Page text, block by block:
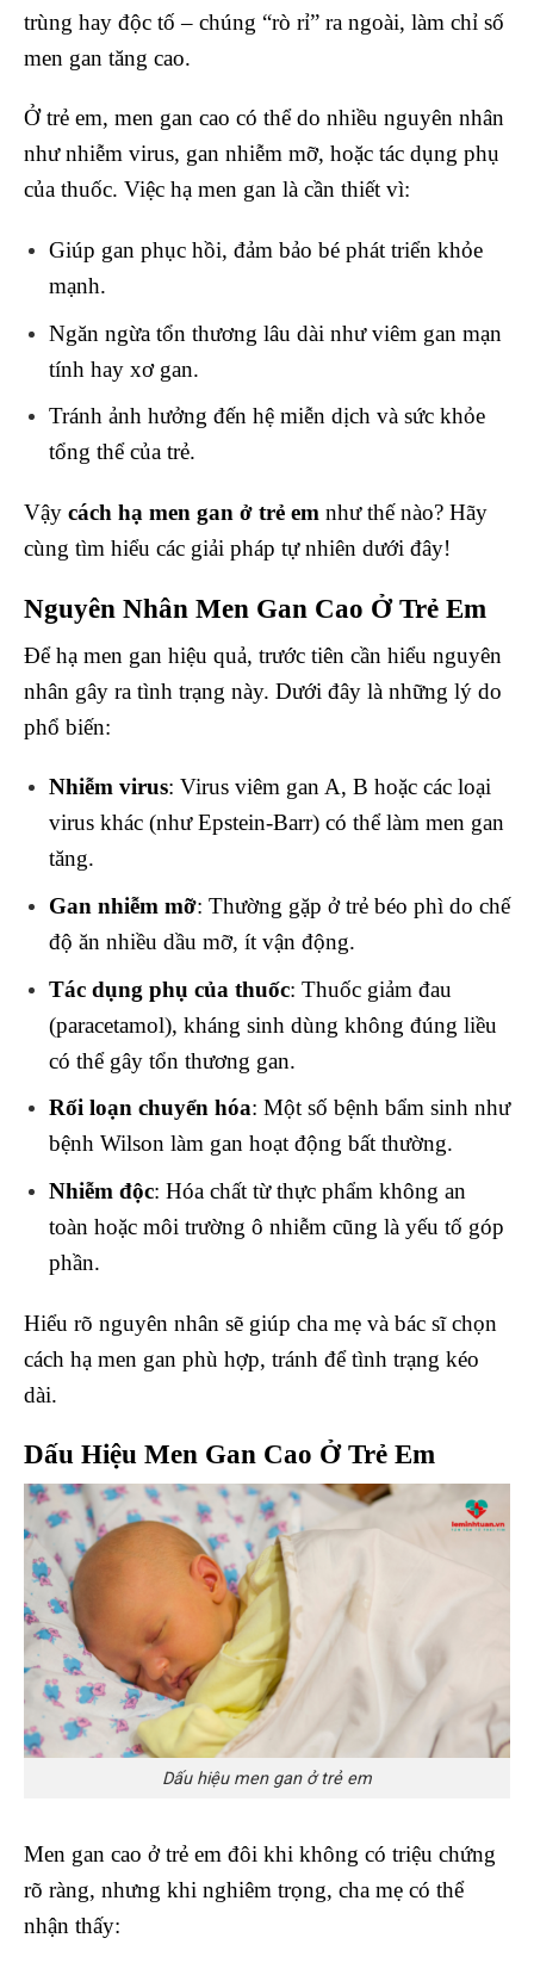
trùng hay độc tố – chúng “rò rỉ” ra ngoài, làm chỉ số
men gan tăng cao.
Ở trẻ em, men gan cao có thể do nhiều nguyên nhân
như nhiễm virus, gan nhiễm mỡ, hoặc tác dụng phụ
của thuốc. Việc hạ men gan là cần thiết vì:
Giúp gan phục hồi, đảm bảo bé phát triển khỏe
mạnh.
Ngăn ngừa tổn thương lâu dài như viêm gan mạn
tính hay xơ gan.
Tránh ảnh hưởng đến hệ miễn dịch và sức khỏe
tổng thể của trẻ.
Vậy cách hạ men gan ở trẻ em như thế nào? Hãy
cùng tìm hiểu các giải pháp tự nhiên dưới đây!
Nguyên Nhân Men Gan Cao Ở Trẻ Em
Để hạ men gan hiệu quả, trước tiên cần hiểu nguyên
nhân gây ra tình trạng này. Dưới đây là những lý do
phổ biến:
Nhiễm virus: Virus viêm gan A, B hoặc các loại
virus khác (như Epstein-Barr) có thể làm men gan
tăng.
Gan nhiễm mỡ: Thường gặp ở trẻ béo phì do chế
độ ăn nhiều dầu mỡ, ít vận động.
Tác dụng phụ của thuốc: Thuốc giảm đau
(paracetamol), kháng sinh dùng không đúng liều
có thể gây tổn thương gan.
Rối loạn chuyển hóa: Một số bệnh bẩm sinh như
bệnh Wilson làm gan hoạt động bất thường.
Nhiễm độc: Hóa chất từ thực phẩm không an
toàn hoặc môi trường ô nhiễm cũng là yếu tố góp
phần.
Hiểu rõ nguyên nhân sẽ giúp cha mẹ và bác sĩ chọn
cách hạ men gan phù hợp, tránh để tình trạng kéo
dài.
Dấu Hiệu Men Gan Cao Ở Trẻ Em
Dấu hiệu men gan ở trẻ em
Men gan cao ở trẻ em đôi khi không có triệu chứng
rõ ràng, nhưng khi nghiêm trọng, cha mẹ có thể
nhận thấy: